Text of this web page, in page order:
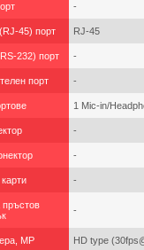
-
45) порт RJ-45
232) порт -
порт -
1 Mic-in/
-
-
-
пръстов
-
MP HD type